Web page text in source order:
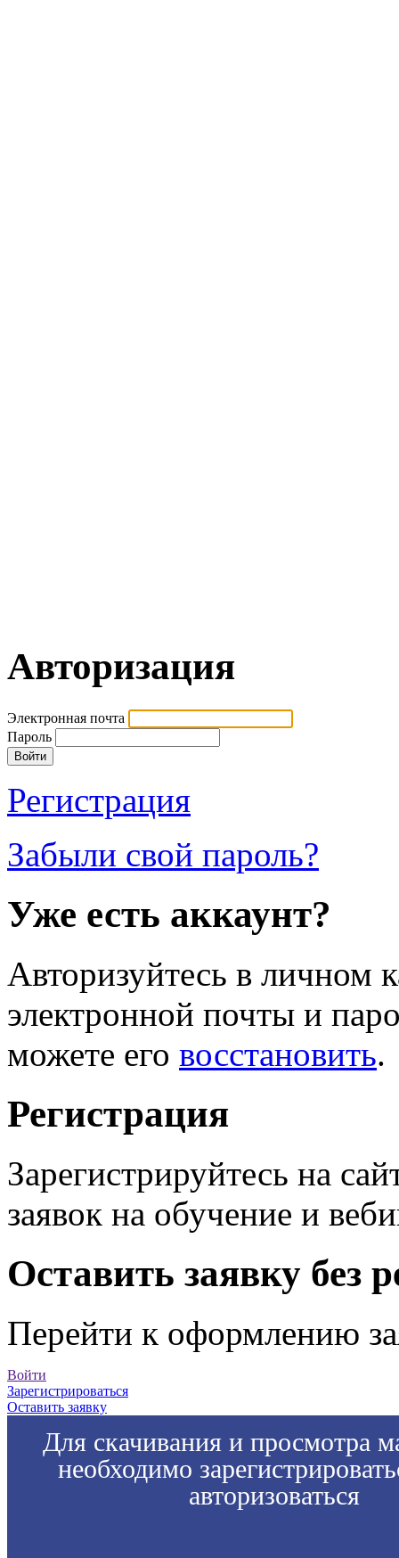
Авторизация
Электронная почта
Пароль
Регистрация
Забыли свой пароль?
Уже есть аккаунт?
Авторизуйтесь в личном
электронной почты и
можете его восстановить.
Регистрация
Зарегистрируйтесь на
заявок на обучение и
Оставить заявку без
Перейти к оформлению
Войти
Зарегистрироваться
Оставить заявку
Для скачивания и просмотра
необходимо
авторизоваться